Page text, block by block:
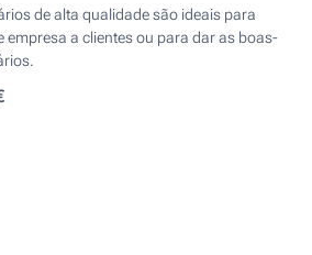
de alta qualidade são ideais para
empresa a clientes ou para dar as boas-